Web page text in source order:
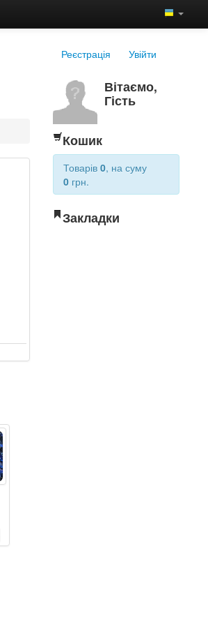
Реєстрація Увійти
Вітаємо,
Гість
Кошик
Товарів0, на суму
0 грн.
Закладки